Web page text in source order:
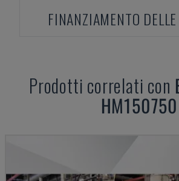
FINANZIAMENTO
Prodotti correlati con
HM150750